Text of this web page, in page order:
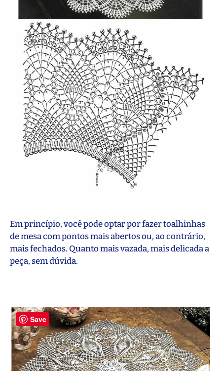
Em princípio, você pode optar por fazer toalhinhas
de mesa com pontos mais abertos ou, ao contrário,
mais fechados. Quanto mais vazada, mais delicada a
peça, sem dúvida.
Save